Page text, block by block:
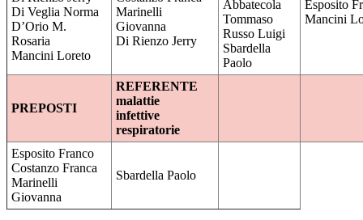
Di Veglia Norma
D’Orio M.
Rosaria
Mancini Loreto
Marinelli
Giovanna
Di Rienzo Jerry
Abbatecola
Tommaso
Russo Luigi
Sbardella
Paolo
Esposito
Mancini
PREPOSTI
REFERENTE
malattie
infettive
respiratorie
Esposito Franco
Costanzo Franca
Marinelli
Giovanna
Sbardella Paolo